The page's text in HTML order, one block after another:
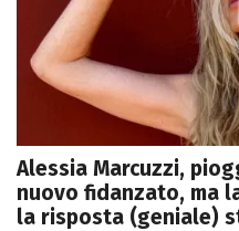
Alessia Marcuzzi,
nuovo fidanzato, ma
la risposta (geniale)